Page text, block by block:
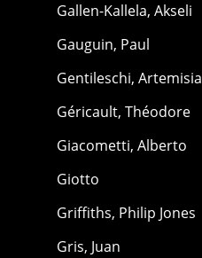
Gallen-Kallela, Akseli
Gauguin, Paul
Gentileschi, Artemisia
Géricault, Théodore
Giacometti, Alberto
Giotto
Griffiths, Philip Jones
Gris, Juan